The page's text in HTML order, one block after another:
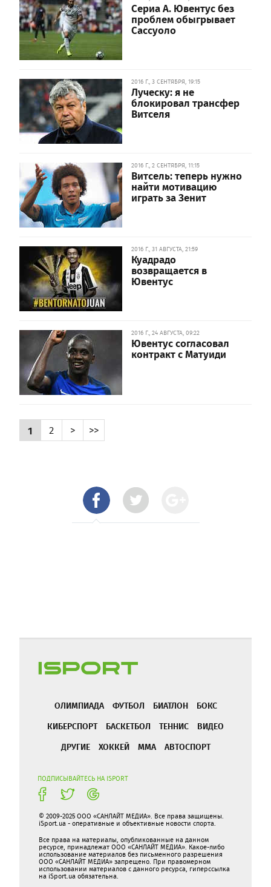
Сериа А. Ювентус без
проблем обыгрывает
Сассуоло
2016 Г., 3 СЕНТЯБРЯ, 19:15
Луческу: я не
блокировал трансфер
Витселя
2016 Г., 2 СЕНТЯБРЯ, 11:15
Витсель: теперь нужно
найти мотивацию
играть за Зенит
2016 Г., 31 АВГУСТА, 21:59
Куадрадо
возвращается в
Ювентус
2016 Г., 24 АВГУСТА, 09:22
Ювентус согласовал
контракт с Матуиди
1 2 > >>
ОЛИМПИАДА ФУТБОЛ БИАТЛОН
БОКС
КИБЕРСПОРТ
БАСКЕТБОЛ ТЕННИС
ВИДЕО
ДРУГИЕ
ХОККЕЙ ММА АВТОСПОРТ
ПОДПИСЫВАЙТЕСЬ НА ISPORT
© 2009-2025 ООО «САНЛАЙТ МЕДИА». Все права защищены.
iSport.ua - оперативные и объективные новости спорта.
Все права на материалы, опубликованные на данном
ресурсе, принадлежат ООО «САНЛАЙТ МЕДИА». Какое-либо
использование материалов без письменного разрешения
ООО «САНЛАЙТ МЕДИА» запрещено. При правомерном
использовании материалов с данного ресурса, гиперссылка
на iSport.ua обязательна.